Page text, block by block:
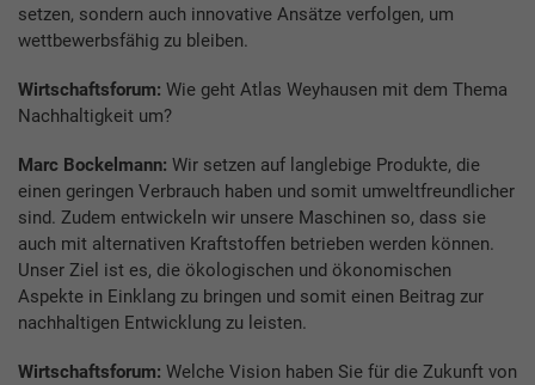
setzen, sondern auch innovative Ansätze verfolgen, um
wettbewerbsfähig zu bleiben.
Wirtschaftsforum: Wie geht Atlas Weyhausen mit dem Thema
Nachhaltigkeit um?
Marc Bockelmann: Wir setzen auf langlebige Produkte, die
einen geringen Verbrauch haben und somit umweltfreundlicher
sind. Zudem entwickeln wir unsere Maschinen so, dass sie
auch mit alternativen Kraftstoffen betrieben werden können.
Unser Ziel ist es, die ökologischen und ökonomischen
Aspekte in Einklang zu bringen und somit einen Beitrag zur
nachhaltigen Entwicklung zu leisten.
Wirtschaftsforum: Welche Vision haben Sie für die Zukunft von